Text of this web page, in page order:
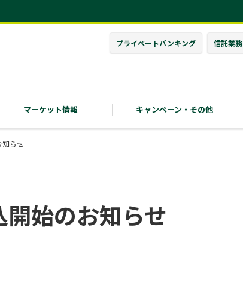
プライベートバンキング 信託業務
マーケット情報 キャンペーン・ その他
知らせ
始のお知らせ